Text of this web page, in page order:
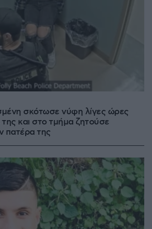
σκότωσε νύφη λίγες ώρες
και στο τμήμα ζητούσε
πατέρα της